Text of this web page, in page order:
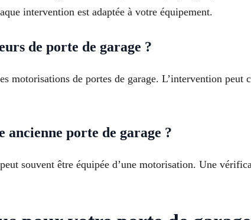
intervention est adaptée à votre équipement.
de porte de garage ?
motorisations de portes de garage. L’intervention
ancienne porte de garage ?
souvent être équipée d’une motorisation. Une